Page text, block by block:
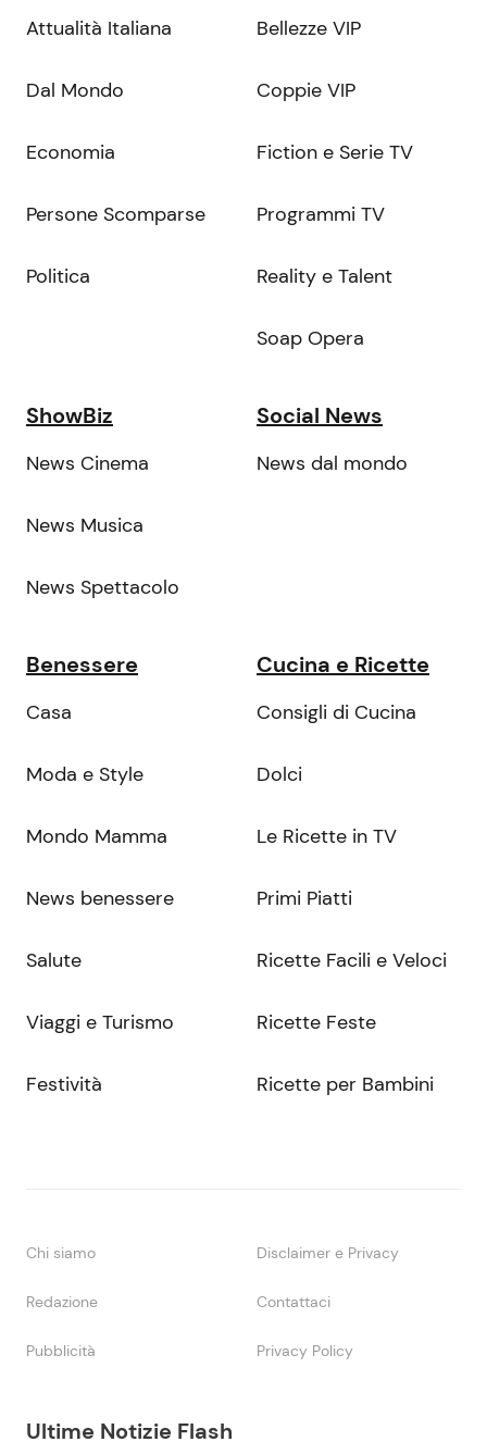
Ultime Notizie Flash
Attualità Italiana
Dal Mondo
Economia
Persone Scomparse
Politica
Bellezze VIP
Coppie VIP
Fiction e Serie TV
Programmi TV
Reality e Talent
Soap Opera
ShowBiz
News Cinema
News Musica
News Spettacolo
Social News
News dal mondo
Benessere
Casa
Moda e Style
Mondo Mamma
News benessere
Salute
Viaggi e Turismo
Festività
Cucina e Ricette
Consigli di Cucina
Dolci
Le Ricette in TV
Primi Piatti
Ricette Facili e Veloci
Ricette Feste
Ricette per Bambini
Chi siamo Disclaimer e Privacy
Redazione Contattaci
Pubblicità Privacy Policy